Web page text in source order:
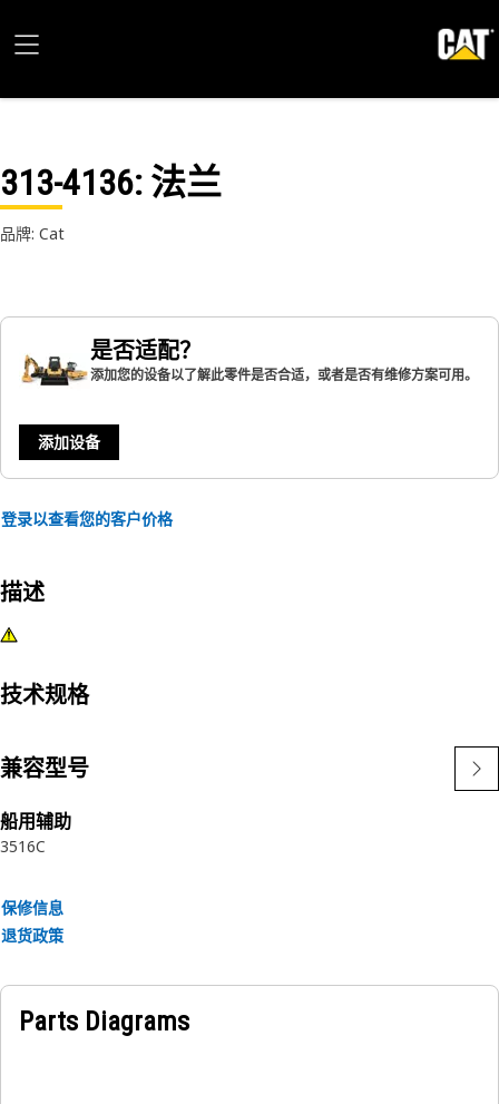
313-4136: 法兰
品牌: Cat
是否适配？
添加您的设备以了解此零件是否合适，或者是否有维修方案可用。
添加设备
登录以查看您的客户价格
描述
技术规格
兼容型号
船用辅助
3516C
保修信息
退货政策
Parts Diagrams